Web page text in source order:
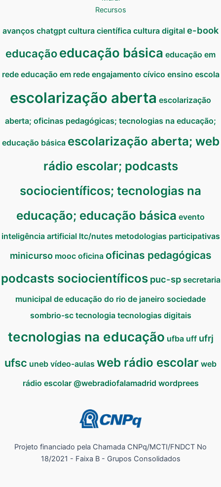
Recursos
avanços chatgpt cultura científica cultura digital e-book
educaçãoeducação básica educação em
rede educação em rede engajamento cívico ensino escola
escolarização aberta escolarização
aberta; oficinas pedagógicas; tecnologias na educação;
educação básica escolarização aberta; web
rádio escolar; podcasts
sociocientíficos; tecnologias na
educação; educação básica evento
inteligência artificial ltc/nutes metodologias participativas
minicurso mooc oficina oficinas pedagógicas
podcasts sociocientíficos puc-sp secretaria
municipal de educação do rio de janeiro sociedade
sombrio-sc tecnologia tecnologias digitais
tecnologias na educação ufba uff ufrj
ufsc uneb vídeo-aulas web rádio escolar web
rádio escolar @webradiofalamadrid wordprees
Projeto financiado pela Chamada CNPq/MCTI/FNDCT No
18/2021 - Faixa B - Grupos Consolidados